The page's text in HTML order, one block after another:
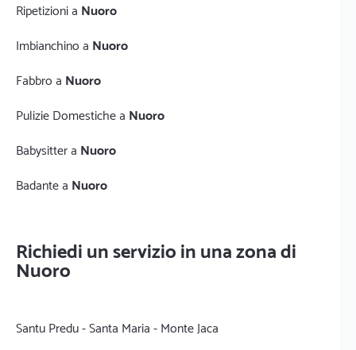
Ripetizioni a Nuoro
Imbianchino a Nuoro
Fabbro a Nuoro
Pulizie Domestiche a Nuoro
Babysitter a Nuoro
Badante a Nuoro
Richiedi un servizio in una zona di
Nuoro
Santu Predu - Santa Maria - Monte Jaca